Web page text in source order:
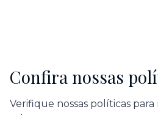
Confira nossas
Verifique nossas políticas